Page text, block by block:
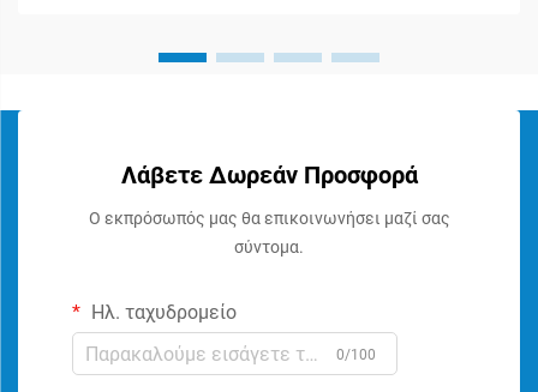
Λάβετε Δωρεάν Προσφορά
Ο εκπρόσωπός μας θα επικοινωνήσει μαζί σας
σύντομα.
Ηλ. ταχυδρομείο
0/100